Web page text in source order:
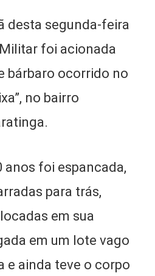
desta segunda-feira
foi acionada
bárbaro ocorrido no
no bairro
anos foi espancada,
para trás,
em sua
em um lote vago
e ainda teve o corpo